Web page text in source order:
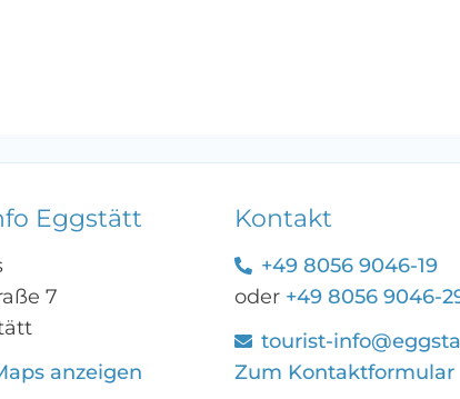
Eggstätt
7
anzeigen
Kontakt
+49 8056 9046-19
oder +49 8056 9046-
tourist-
Zum Kontaktformular